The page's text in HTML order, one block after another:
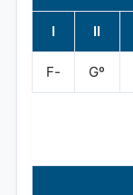
I II
F- Gº